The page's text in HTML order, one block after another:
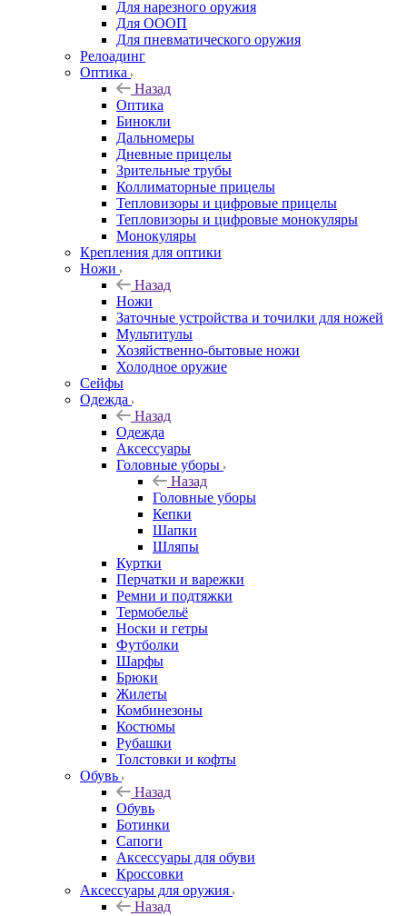
Для нарезного оружия
Для ОООП
Для пневматического оружия
Релоадинг
Оптика
Назад
Оптика
Бинокли
Дальномеры
Дневные прицелы
Зрительные трубы
Коллиматорные прицелы
Тепловизоры и цифровые прицелы
Тепловизоры и цифровые монокуляры
Монокуляры
Крепления для оптики
Ножи
Назад
Ножи
Заточные устройства и точилки для ножей
Мультитулы
Хозяйственно-бытовые ножи
Холодное оружие
Сейфы
Одежда
Назад
Одежда
Аксессуары
Головные уборы
Назад
Головные уборы
Кепки
Шапки
Шляпы
Куртки
Перчатки и варежки
Ремни и подтяжки
Термобельё
Носки и гетры
Футболки
Шарфы
Брюки
Жилеты
Комбинезоны
Костюмы
Рубашки
Толстовки и кофты
Обувь
Назад
Обувь
Ботинки
Сапоги
Аксессуары для обуви
Кроссовки
Аксессуары для оружия
Назад